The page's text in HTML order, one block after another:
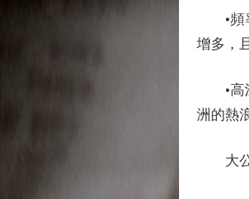
•頻率
增多，
•高溫
洲的熱
大公